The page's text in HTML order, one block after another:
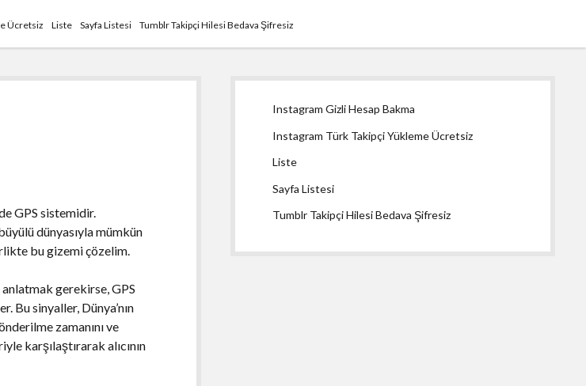
Ücretsiz Liste Sayfa Listesi Tumblr Takipçi Hilesi Bedava Şifresiz
GPS sistemidir.
dünyasıyla mümkün
bu gizemi çözelim.
gerekirse, GPS
Bu sinyaller, Dünya’nın
zamanını ve
karşılaştırarak alıcının
Menü
Instagram Gizli Hesap Bakma
Instagram Türk Takipçi Yükleme Ücretsiz
Liste
Sayfa Listesi
Tumblr Takipçi Hilesi Bedava Şifresiz